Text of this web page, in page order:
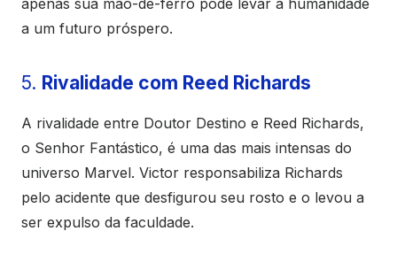
apenas sua mão-de-ferro pode levar a humanidade
a um futuro próspero.
5. Rivalidade com Reed Richards
A rivalidade entre Doutor Destino e Reed Richards,
o Senhor Fantástico, é uma das mais intensas do
universo Marvel. Victor responsabiliza Richards
pelo acidente que desfigurou seu rosto e o levou a
ser expulso da faculdade.